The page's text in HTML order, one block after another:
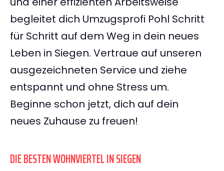
begleitet dich Umzugsprofi Pohl Schritt
für Schritt auf dem Weg in dein neues
Leben in Siegen. Vertraue auf unseren
ausgezeichneten Service und ziehe
entspannt und ohne Stress um.
Beginne schon jetzt, dich auf dein
neues Zuhause zu freuen!
DIE BESTEN WOHNVIERTEL IN SIEGEN